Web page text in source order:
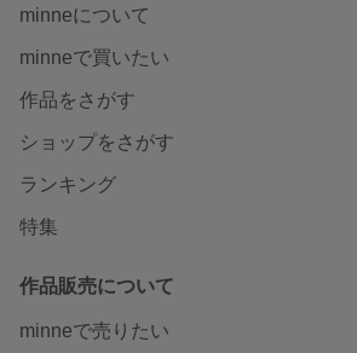
minneについて
minneで買いたい
作品をさがす
ショップをさがす
ランキング
特集
作品販売について
minneで売りたい